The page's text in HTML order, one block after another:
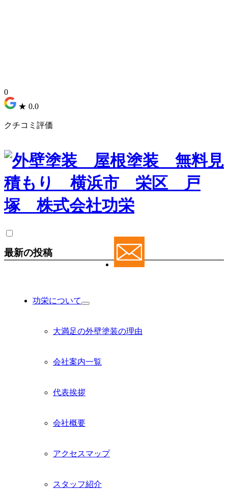
0
★ 0.0
クチコミ評価
功栄について
サ
ニ
を
大満足の外壁塗装の理由
会社案内一覧
代表挨拶
会社概要
アクセスマップ
スタッフ紹介
最新の投稿